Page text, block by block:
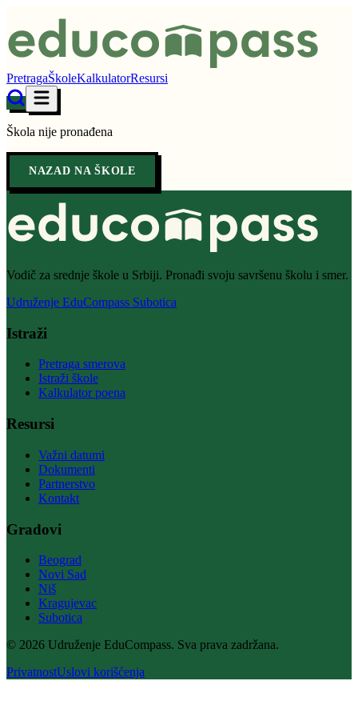
PretragaŠkoleKalkulatorResursi
Škola nije pronađena
NAZAD NA ŠKOLE
Vodič za srednje škole u Srbiji. Pronađi svoju savršenu školu i smer.
Udruženje EduCompass Subotica
Istraži
Pretraga smerova
Istraži škole
Kalkulator poena
Resursi
Važni datumi
Dokumenti
Partnerstvo
Kontakt
Gradovi
Beograd
Novi Sad
Niš
Kragujevac
Subotica
© 2026 Udruženje EduCompass. Sva prava zadržana.
PrivatnostUslovi korišćenja